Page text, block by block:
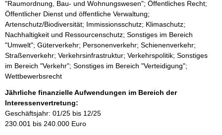
"Raumordnung, Bau- und Wohnungswesen"; Öffentliches Recht;
Öffentlicher Dienst und öffentliche Verwaltung;
Artenschutz/Biodiversität; Immissionsschutz; Klimaschutz;
Nachhaltigkeit und Ressourcenschutz; Sonstiges im Bereich
"Umwelt"; Güterverkehr; Personenverkehr; Schienenverkehr;
Straßenverkehr; Verkehrsinfrastruktur; Verkehrspolitik; Sonstiges
im Bereich "Verkehr"; Sonstiges im Bereich "Verteidigung";
Wettbewerbsrecht
Jährliche finanzielle Aufwendungen im Bereich der
Interessenvertretung:
Geschäftsjahr: 01/25 bis 12/25
230.001 bis 240.000 Euro